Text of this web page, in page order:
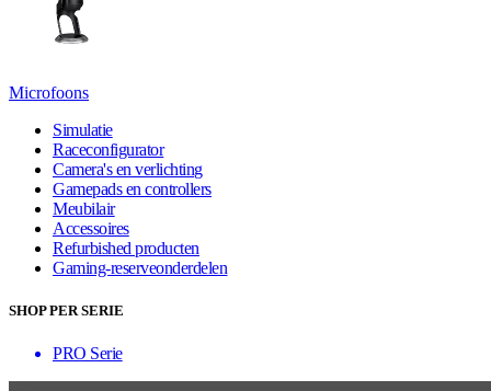
Microfoons
Simulatie
Raceconfigurator
Camera's en verlichting
Gamepads en controllers
Meubilair
Accessoires
Refurbished producten
Gaming-reserveonderdelen
SHOP PER SERIE
PRO Serie